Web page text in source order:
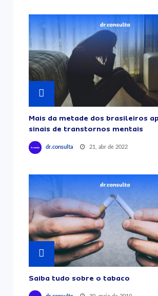
Mais da metade dos brasileiros
sinais de transtornos mentais
dr.consulta 21, abr de 2022
Saiba tudo sobre o tabaco